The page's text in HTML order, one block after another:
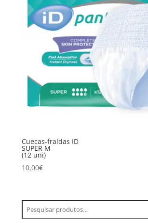
Cuecas-fraldas ID
SUPER M
(12 uni)
10,00€